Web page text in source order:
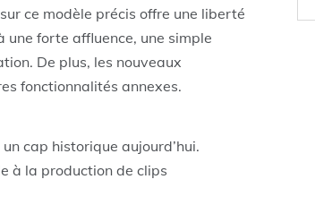
ce modèle précis offre une liberté
une forte affluence, une simple
De plus, les nouveaux
fonctionnalités annexes.
cap historique aujourd’hui.
à la production de clips